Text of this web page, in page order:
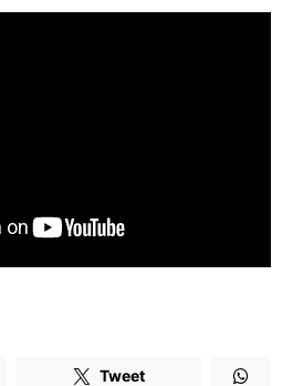
Tweet